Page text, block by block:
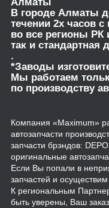
Алматы
В городе Алматы
течении 2х часов с
во все регионы РК
так и стандартная
.
*Заводы
Мы работаем
по производству
Компания «Maximum»
автозапчасти
запчасти брэндов:
оригинальные
Если Вы попали в
запчастей и
К региональным
быть уверены, Ваш